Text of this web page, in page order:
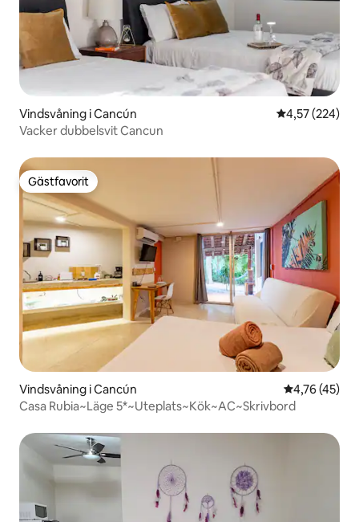
Vindsvåning i Cancún 4,57 av 5 i
4,57 (224)
Vacker dubbelsvit Cancun
Gästfavorit
Gästfavorit
Vindsvåning i Cancún 4,76 av 5 i
4,76 (45)
Casa Rubia~Läge 5*~Uteplats~Kök~AC~Skrivbord